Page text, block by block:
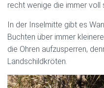
recht wenige die immer voll
In der Inselmitte gibt es
Buchten über immer
die Ohren aufzusperren,
Landschildkröten.